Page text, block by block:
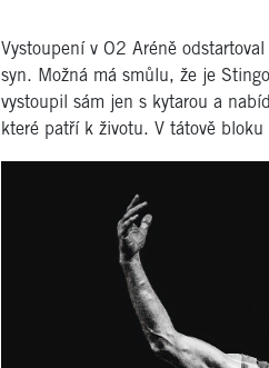
Vystoupení v O2 Aréně
syn. Možná má smůlu, že je
vystoupil sám jen s kytarou a
které patří k životu. V tátově